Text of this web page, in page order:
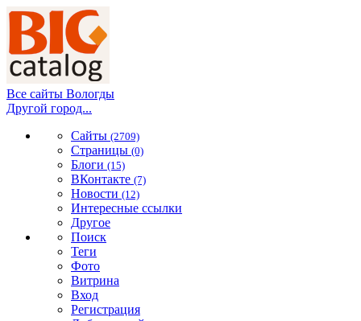
Все сайты Вологды
Другой город...
Сайты (2709)
Страницы (0)
Блоги (15)
ВКонтакте (7)
Новости (12)
Интересные ссылки
Другое
Поиск
Теги
Фото
Витрина
Вход
Регистрация